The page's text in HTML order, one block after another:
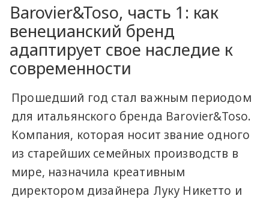
Barovier&Toso, часть 1: как
венецианский бренд
адаптирует свое наследие к
современности
Прошедший год стал важным периодом
для итальянского бренда Barovier&Toso.
Компания, которая носит звание одного
из старейших семейных производств в
мире, назначила креативным
директором дизайнера Луку Никетто и